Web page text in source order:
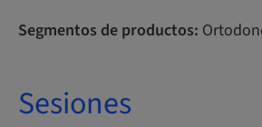
Segmentos de productos:
Sesiones